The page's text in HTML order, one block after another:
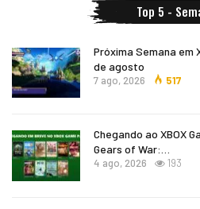
Top 5 -
Próxima Semana em
de agosto
7 ago, 2026 517
Chegando ao XBOX
Gears of War:…
4 ago, 2026 193